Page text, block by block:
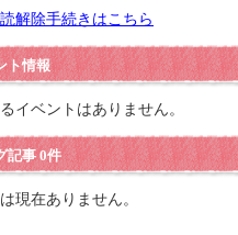
解除手続きはこちら
ト情報
イベントはありません。
記事 0件
現在ありません。